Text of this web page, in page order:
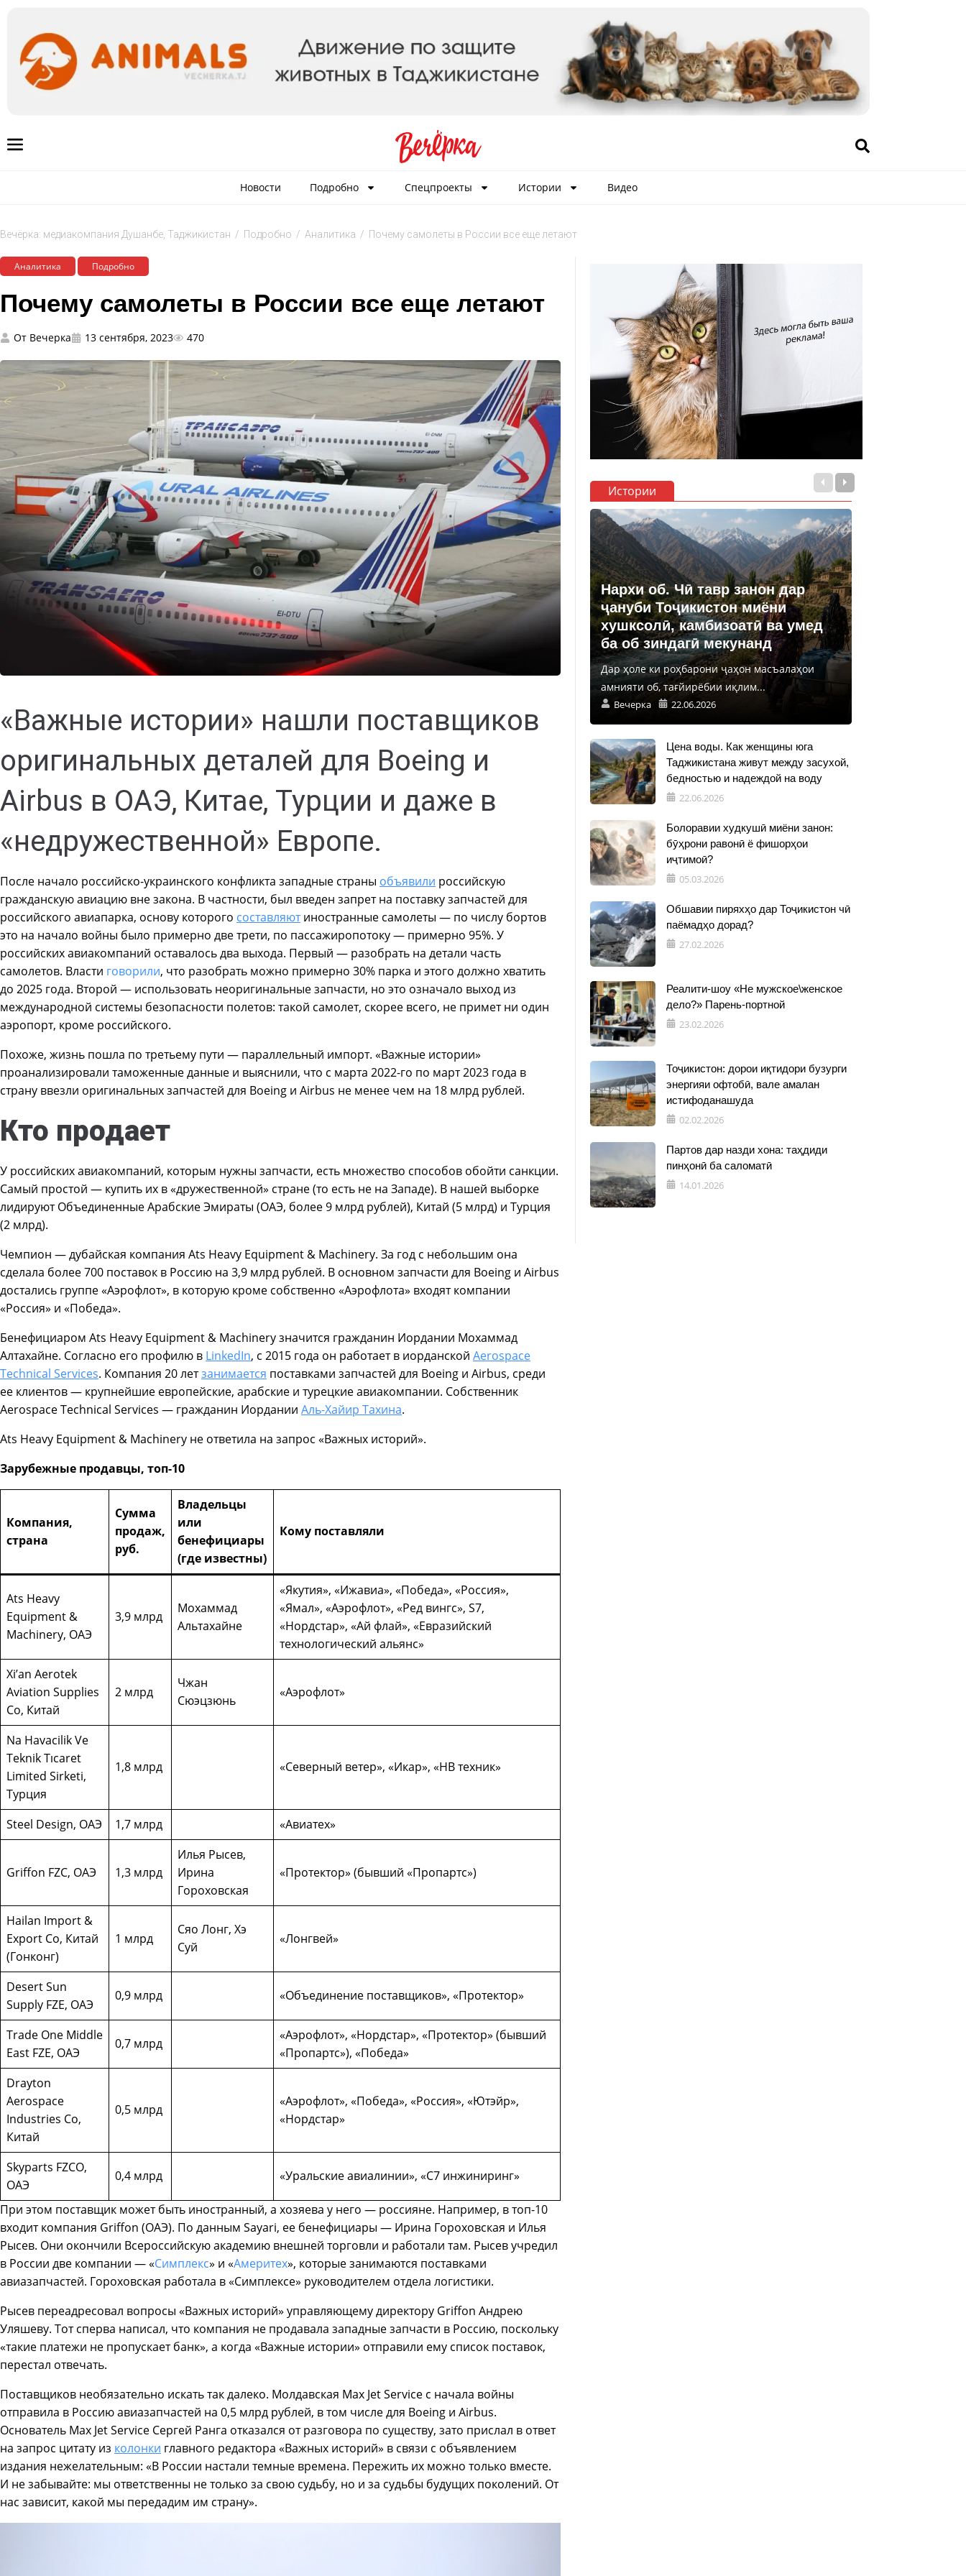
Новости Подробно Спецпроекты Истории Видео
Вечёрка: медиакомпания Душанбе, Таджикистан / Подробно / Аналитика / Почему самолеты в России все еще летают
Аналитика Подробно
Почему самолеты в России все еще летают
От Вечерка 13 сентября, 2023 470
«Важные истории» нашли поставщиков
оригинальных деталей для Boeing и
Airbus в ОАЭ, Китае, Турции и даже в
«недружественной» Европе.
После начало российско-украинского конфликта западные страны объявили российскую
гражданскую авиацию вне закона. В частности, был введен запрет на поставку запчастей для
российского авиапарка, основу которого составляютиностранные самолеты — по числу бортов
это на начало войны было примерно две трети, по пассажиропотоку — примерно 95%. У
российских авиакомпаний оставалось два выхода. Первый — разобрать на детали часть
самолетов. Власти говорили, что разобрать можно примерно 30% парка и этого должно хватить
до 2025 года. Второй — использовать неоригинальные запчасти, но это означало выход из
международной системы безопасности полетов: такой самолет, скорее всего, не примет ни один
аэропорт, кроме российского.
Похоже, жизнь пошла по третьему пути — параллельный импорт. «Важные истории»
проанализировали таможенные данные и выяснили, что с марта 2022-го по март 2023 года в
страну ввезли оригинальных запчастей для Boeing и Airbus не менее чем на 18 млрд рублей.
Кто продает
У российских авиакомпаний, которым нужны запчасти, есть множество способов обойти санкции.
Самый простой — купить их в «дружественной» стране (то есть не на Западе). В нашей выборке
лидируют Объединенные Арабские Эмираты (ОАЭ, более 9 млрд рублей), Китай (5 млрд) и Турция
(2 млрд).
Чемпион — дубайская компания Ats Heavy Equipment & Machinery. За год с небольшим она
сделала более 700 поставок в Россию на 3,9 млрд рублей. В основном запчасти для Boeing и Airbus
достались группе «Аэрофлот», в которую кроме собственно «Аэрофлота» входят компании
«Россия» и «Победа».
Бенефициаром Ats Heavy Equipment & Machinery значится гражданин Иордании Мохаммад
Алтахайне. Согласно его профилю в LinkedIn, с 2015 года он работает в иорданской Aerospace
Technical Services. Компания 20 летзанимается поставками запчастей для Boeing и Airbus, среди
ее клиентов — крупнейшие европейские, арабские и турецкие авиакомпании. Собственник
Aerospace Technical Services — гражданин Иордании Аль-Хайир Тахина.
Ats Heavy Equipment & Machinery не ответила на запрос «Важных историй».
Зарубежные продавцы, топ-10
Компания,
страна
Сумма
продаж,
руб.
Владельцы
или
бенефициары
(где известны)
Кому поставляли
Ats Heavy
Equipment &
Machinery, ОАЭ
3,9 млрд
Мохаммад
Альтахайне
«Якутия», «Ижавиа», «Победа», «Россия»,
«Ямал», «Аэрофлот», «Ред вингс», S7,
«Нордстар», «Ай флай», «Евразийский
технологический альянс»
Xi’an Aerotek
Aviation Supplies
Co, Китай
2 млрд
Чжан
Сюэцзюнь
«Аэрофлот»
Na Havacilik Ve
Teknik Tıcaret
Limited Sirketi,
Турция
1,8 млрд «Северный ветер», «Икар», «НВ техник»
Steel Design, ОАЭ 1,7 млрд «Авиатех»
Griffon FZC, ОАЭ 1,3 млрд
Илья Рысев,
Ирина
Гороховская
«Протектор» (бывший «Пропартс»)
Hailan Import &
Export Co, Китай
(Гонконг)
1 млрд
Сяо Лонг, Хэ
Суй
«Лонгвей»
Desert Sun
Supply FZE, ОАЭ
0,9 млрд «Объединение поставщиков», «Протектор»
Trade One Middle
East FZE, ОАЭ
0,7 млрд
«Аэрофлот», «Нордстар», «Протектор» (бывший
«Пропартс»), «Победа»
Drayton
Aerospace
Industries Co,
Китай
0,5 млрд
«Аэрофлот», «Победа», «Россия», «Ютэйр»,
«Нордстар»
Skyparts FZCO,
ОАЭ
0,4 млрд «Уральские авиалинии», «С7 инжиниринг»
При этом поставщик может быть иностранный, а хозяева у него — россияне. Например, в топ-10
входит компания Griffon (ОАЭ). По данным Sayari, ее бенефициары — Ирина Гороховская и Илья
Рысев. Они окончили Всероссийскую академию внешней торговли и работали там. Рысев учредил
в России две компании — «Симплекс» и «Америтех», которые занимаются поставками
авиазапчастей. Гороховская работала в «Симплексе» руководителем отдела логистики.
Рысев переадресовал вопросы «Важных историй» управляющему директору Griffon Андрею
Уляшеву. Тот сперва написал, что компания не продавала западные запчасти в Россию, поскольку
«такие платежи не пропускает банк», а когда «Важные истории» отправили ему список поставок,
перестал отвечать.
Поставщиков необязательно искать так далеко. Молдавская Max Jet Service с начала войны
отправила в Россию авиазапчастей на 0,5 млрд рублей, в том числе для Boeing и Airbus.
Основатель Max Jet Service Сергей Ранга отказался от разговора по существу, зато прислал в ответ
на запрос цитату из колонки главного редактора «Важных историй» в связи с объявлением
издания нежелательным: «В России настали темные времена. Пережить их можно только вместе.
И не забывайте: мы ответственны не только за свою судьбу, но и за судьбы будущих поколений. От
нас зависит, какой мы передадим им страну».
Истории
Нархи об. Чӣ тавр занон дар
ҷануби Тоҷикистон миёни
хушксолӣ, камбизоатӣ ва умед
ба об зиндагӣ мекунанд
Дар ҳоле ки роҳбарони ҷаҳон масъалаҳои
амнияти об, тағйирёбии иқлим...
Вечерка 22.06.2026
Цена воды. Как женщины юга
Таджикистана живут между засухой,
бедностью и надеждой на воду
22.06.2026
Болоравии худкушӣ миёни занон:
бӯҳрони равонӣ ё фишорҳои
иҷтимоӣ?
05.03.2026
Обшавии пиряхҳо дар Тоҷикистон чӣ
паёмадҳо дорад?
27.02.2026
Реалити-шоу «Не мужское\женское
дело?» Парень-портной
23.02.2026
Тоҷикистон: дорои иқтидори бузурги
энергияи офтобӣ, вале амалан
истифоданашуда
02.02.2026
Партов дар назди хона: таҳдиди
пинҳонӣ ба саломатӣ
14.01.2026